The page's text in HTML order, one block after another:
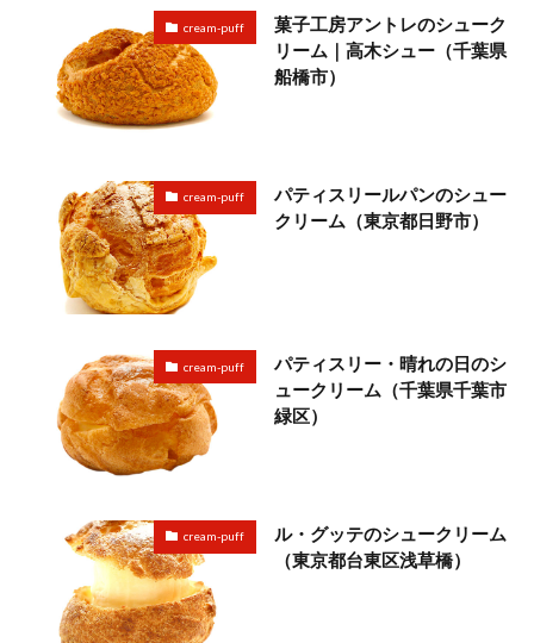
cream-puff
菓子工房アントレのシューク
リーム｜高木シュー（千葉県
船橋市）
cream-puff
パティスリールパンのシュー
クリーム（東京都日野市）
cream-puff
パティスリー・晴れの日のシ
ュークリーム（千葉県千葉市
緑区）
cream-puff
ル・グッテのシュークリーム
（東京都台東区浅草橋）